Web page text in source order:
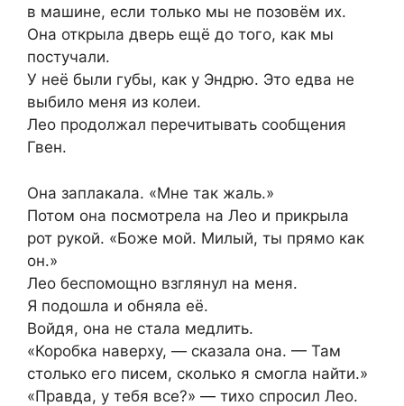
в машине, если только мы не позовём их.
Она открыла дверь ещё до того, как мы
постучали.
У неё были губы, как у Эндрю. Это едва не
выбило меня из колеи.
Лео продолжал перечитывать сообщения
Гвен.
Она заплакала. «Мне так жаль.»
Потом она посмотрела на Лео и прикрыла
рот рукой. «Боже мой. Милый, ты прямо как
он.»
Лео беспомощно взглянул на меня.
Я подошла и обняла её.
Войдя, она не стала медлить.
«Коробка наверху, — сказала она. — Там
столько его писем, сколько я смогла найти.»
«Правда, у тебя все?» — тихо спросил Лео.